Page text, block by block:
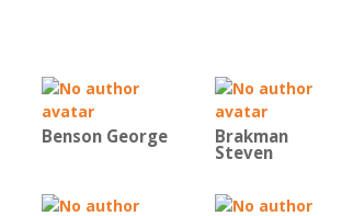
Benson George Brakman
Steven